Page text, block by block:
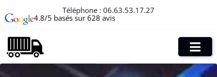
Téléphone : 06.63.53.17.27
4.8/5 basés sur 628 avis